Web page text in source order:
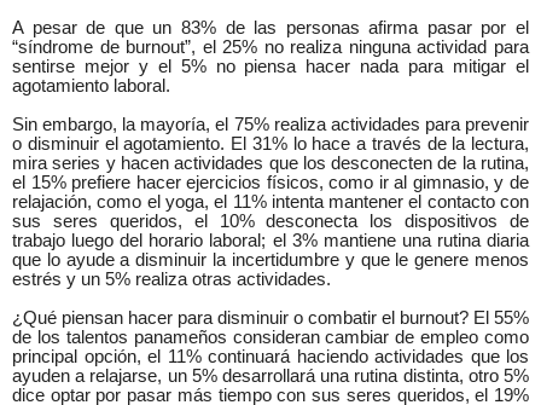
A pesar de que un 83% de las personas afirma pasar por el
“síndrome de burnout”, el 25% no realiza ninguna actividad para
sentirse mejor y el 5% no piensa hacer nada para mitigar el
agotamiento laboral.
Sin embargo, la mayoría, el 75% realiza actividades para prevenir
o disminuir el agotamiento. El 31% lo hace a través de la lectura,
mira series y hacen actividades que los desconecten de la rutina,
el 15% prefiere hacer ejercicios físicos, como ir al gimnasio, y de
relajación, como el yoga, el 11% intenta mantener el contacto con
sus seres queridos, el 10% desconecta los dispositivos de
trabajo luego del horario laboral; el 3% mantiene una rutina diaria
que lo ayude a disminuir la incertidumbre y que le genere menos
estrés y un 5% realiza otras actividades.
¿Qué piensan hacer para disminuir o combatir el burnout? El 55%
de los talentos panameños consideran cambiar de empleo como
principal opción, el 11% continuará haciendo actividades que los
ayuden a relajarse, un 5% desarrollará una rutina distinta, otro 5%
dice optar por pasar más tiempo con sus seres queridos, el 19%